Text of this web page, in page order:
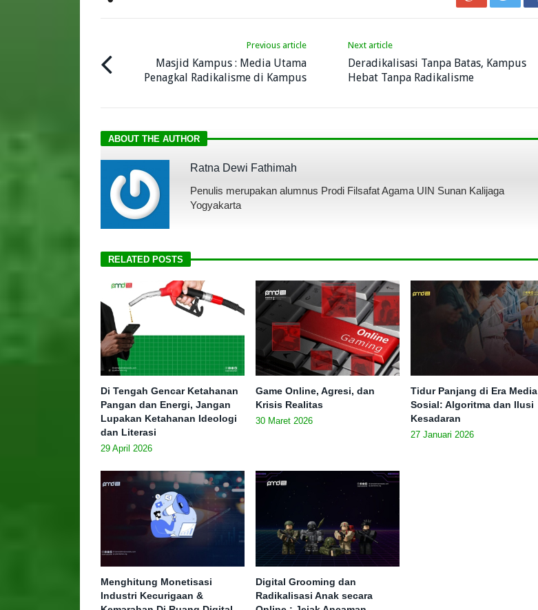
Previous article
Masjid Kampus : Media Utama
Penagkal Radikalisme di Kampus
Next article
Deradikalisasi Tanpa Batas, Kampus
Hebat Tanpa Radikalisme
ABOUT THE AUTHOR
Ratna Dewi Fathimah
Penulis merupakan alumnus Prodi Filsafat Agama UIN Sunan Kalijaga
Yogyakarta
RELATED POSTS
Di Tengah Gencar Ketahanan
Pangan dan Energi, Jangan
Lupakan Ketahanan Ideologi
dan Literasi
29 April 2026
Game Online, Agresi, dan
Krisis Realitas
30 Maret 2026
Tidur Panjang di Era Media
Sosial: Algoritma dan Ilusi
Kesadaran
27 Januari 2026
Menghitung Monetisasi
Industri Kecurigaan &
Digital Grooming dan
Radikalisasi Anak secara